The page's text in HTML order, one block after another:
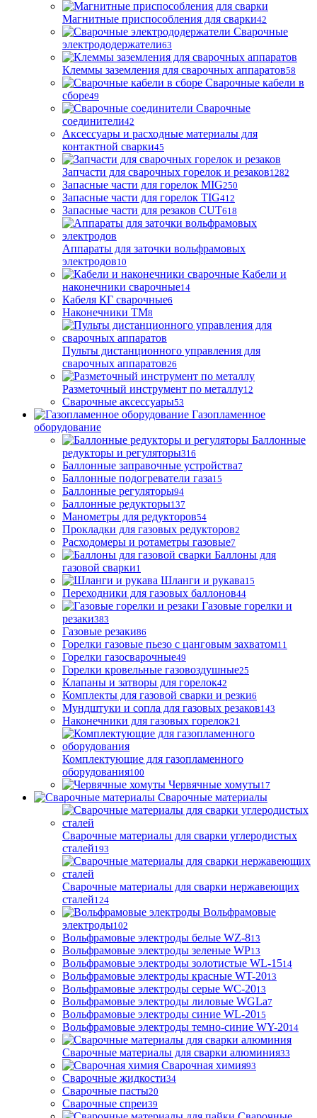
Магнитные приспособления для сварки42
Сварочные
электрододержатели63
Клеммы заземления для сварочных аппаратов58
Сварочные кабели в
сборе49
Сварочные
соединители42
Аксессуары и расходные материалы для
контактной сварки45
Запчасти для сварочных горелок и резаков1282
Запасные части для горелок MIG250
Запасные части для горелок TIG412
Запасные части для резаков CUT618
Аппараты для заточки вольфрамовых
электродов10
Кабели и
наконечники сварочные14
Кабеля КГ сварочные6
Наконечники ТМ8
Пульты дистанционного управления для
сварочных аппаратов26
Разметочный инструмент по металлу12
Сварочные аксессуары53
Газопламенное
оборудование
Баллонные
редукторы и регуляторы316
Баллонные заправочные устройства7
Баллонные подогреватели газа15
Баллонные регуляторы94
Баллонные редукторы137
Манометры для редукторов54
Прокладки для газовых редукторов2
Расходомеры и ротаметры газовые7
Баллоны для
газовой сварки1
Шланги и рукава15
Переходники для газовых баллонов44
Газовые горелки и
резаки383
Газовые резаки86
Горелки газовые пьезо с цанговым захватом11
Горелки газосварочные49
Горелки кровельные газовоздушные25
Клапаны и затворы для горелок42
Комплекты для газовой сварки и резки6
Мундштуки и сопла для газовых резаков143
Наконечники для газовых горелок21
Комплектующие для газопламенного
оборудования100
Червячные хомуты17
Сварочные материалы
Сварочные материалы для сварки углеродистых
сталей193
Сварочные материалы для сварки нержавеющих
сталей124
Вольфрамовые
электроды102
Вольфрамовые электроды белые WZ-813
Вольфрамовые электроды зеленые WP13
Вольфрамовые электроды золотистые WL-1514
Вольфрамовые электроды красные WT-2013
Вольфрамовые электроды серые WC-2013
Вольфрамовые электроды лиловые WGLa7
Вольфрамовые электроды синие WL-2015
Вольфрамовые электроды темно-синие WY-2014
Сварочные материалы для сварки алюминия33
Сварочная химия93
Сварочные жидкости34
Сварочные пасты20
Сварочные спреи39